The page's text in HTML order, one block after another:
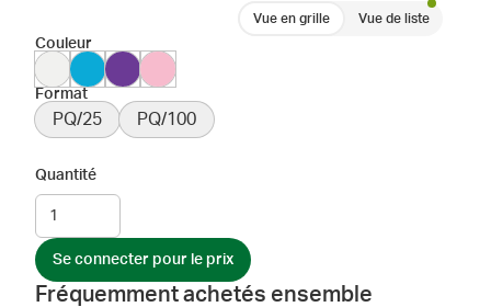
Vue en grille Vue de liste
Couleur
Format
PQ/25 PQ/100
Quantité
Se connecter pour le prix
Fréquemment achetés ensemble